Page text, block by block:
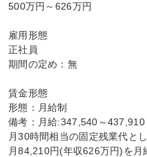
500万円～626万円
雇用形態
正社員
期間の定め：無
賃金形態
形態：月給制
備考：月給:347,540～
月30時間相当の固定残業代と
月84,210円(年収626万円)を月